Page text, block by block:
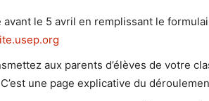
le 5 avril en remplissant le
aux parents d’élèves de votre
une page explicative du